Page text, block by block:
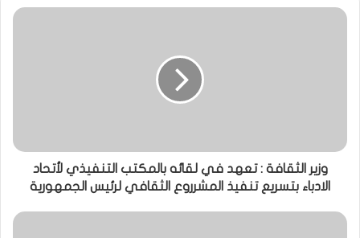
وزير الثقافة : تعهد في لقائه بالمكتب التنفيذي لأتحاد
الادباء بتسريع تنفيذ المشرروع الثقافي لرئيس الجمهورية